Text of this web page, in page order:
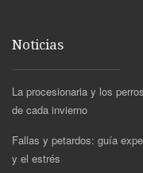
Noticias
La procesionaria y los
de cada invierno
Fallas y petardos: guía
y el estrés